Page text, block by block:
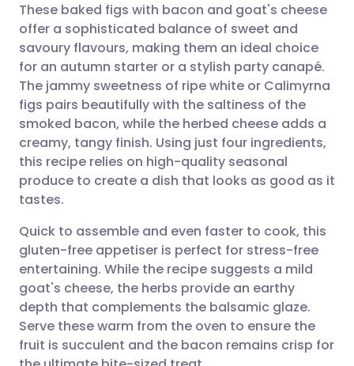
Partager par email
Partager sur Facebook
Partager via LinkedIn
Partager via X
Partager via WhatsApp
Copier le lien
🇬🇧 English 🇩🇪 Deutsch
🇪🇸 Español 🇫🇷 Français
🇮🇹 Italiano 🇵🇹
🇮🇳 हिन्दी 🇮🇱 עברית
🇸🇦 عربي 🇸🇪 Svenska
These baked figs with bacon and goat's cheese
offer a sophisticated balance of sweet and
savoury flavours, making them an ideal choice
for an autumn starter or a stylish party canapé.
The jammy sweetness of ripe white or Calimyrna
figs pairs beautifully with the saltiness of the
smoked bacon, while the herbed cheese adds a
creamy, tangy finish. Using just four ingredients,
this recipe relies on high-quality seasonal
produce to create a dish that looks as good as it
tastes.
Quick to assemble and even faster to cook, this
gluten-free appetiser is perfect for stress-free
entertaining. While the recipe suggests a mild
goat's cheese, the herbs provide an earthy
depth that complements the balsamic glaze.
Serve these warm from the oven to ensure the
fruit is succulent and the bacon remains crisp for